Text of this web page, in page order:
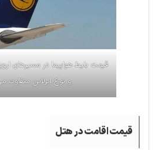
قیمت بلیط هواپیما در مسیرهای
و نوع ایرلاین متفاوت
قیمت اقامت در هتل